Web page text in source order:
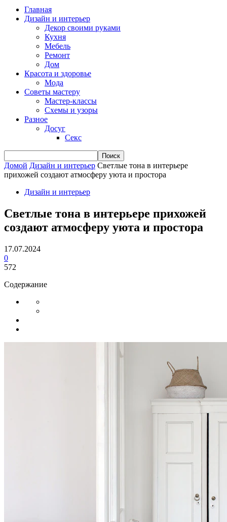
Главная
Дизайн и интерьер
Декор своими руками
Кухня
Мебель
Ремонт
Дом
Красота и здоровье
Мода
Советы мастеру
Мастер-классы
Схемы и узоры
Разное
Досуг
Секс
Домой Дизайн и интерьер Светлые тона в интерьере
прихожей создают атмосферу уюта и простора
Дизайн и интерьер
Светлые тона в интерьере прихожей
создают атмосферу уюта и простора
17.07.2024
0
572
Содержание